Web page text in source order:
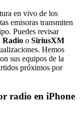
en vivo de los
emisoras transmiten
Puedes revisar
Radio o SiriusXM
Hemos
sus equipos de la
próximos por
radio en iPhone